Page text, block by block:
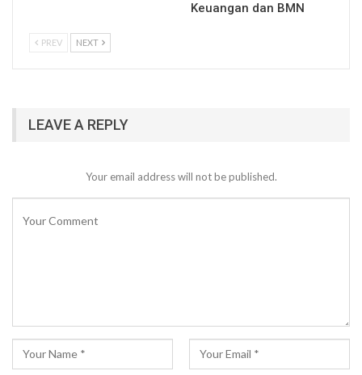
Keuangan dan BMN
PREV NEXT
LEAVE A REPLY
Your email address will not be published.